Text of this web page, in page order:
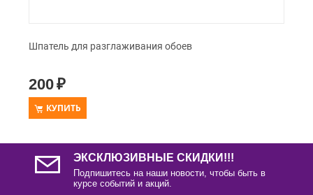
Шпатель для разглаживания обоев
200₽
КУПИТЬ
ЭКСКЛЮЗИВНЫЕ СКИДКИ!!!
Подпишитесь на наши новости, чтобы быть в
курсе событий и акций.